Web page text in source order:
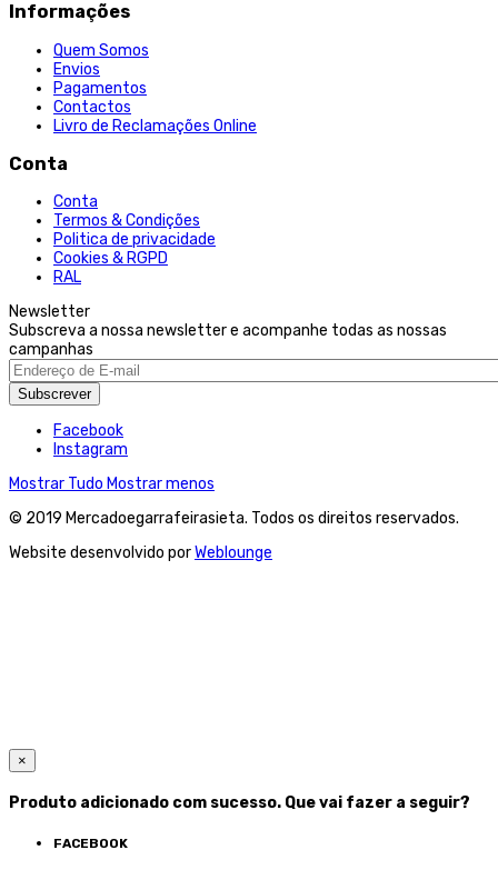
Informações
Quem Somos
Envios
Pagamentos
Contactos
Livro de Reclamações Online
Conta
Conta
Termos & Condições
Politica de privacidade
Cookies & RGPD
RAL
Newsletter
Subscreva a nossa newsletter e acompanhe todas as nossas
campanhas
Subscrever
Facebook
Instagram
Mostrar Tudo Mostrar menos
© 2019 Mercadoegarrafeirasieta. Todos os direitos reservados.
Website desenvolvido porWeblounge
×
Produto adicionado com sucesso. Que vai fazer a seguir?
FACEBOOK